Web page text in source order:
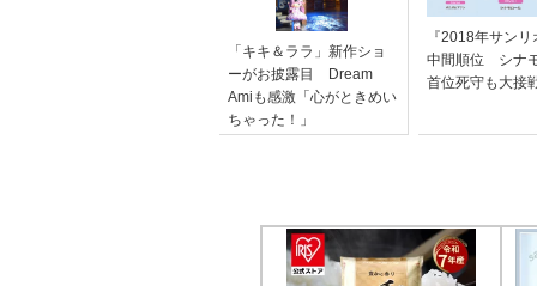
「キキ＆ララ」新作ショ
ーがお披露目 Dream
Amiも感激「心がときめい
ちゃった！」
『2018年サン
中間順位 シナ
首位死守も大接